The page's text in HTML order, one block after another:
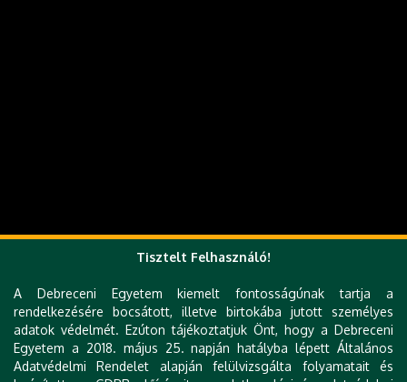
Tisztelt Felhasználó!
A Debreceni Egyetem kiemelt fontosságúnak tartja a
rendelkezésére bocsátott, illetve birtokába jutott személyes
adatok védelmét. Ezúton tájékoztatjuk Önt, hogy a Debreceni
Egyetem a 2018. május 25. napján hatályba lépett Általános
Adatvédelmi Rendelet alapján felülvizsgálta folyamatait és